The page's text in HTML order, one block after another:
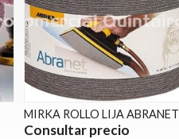
MIRKA ROLLO LIJA ABRANET
Consultar precio